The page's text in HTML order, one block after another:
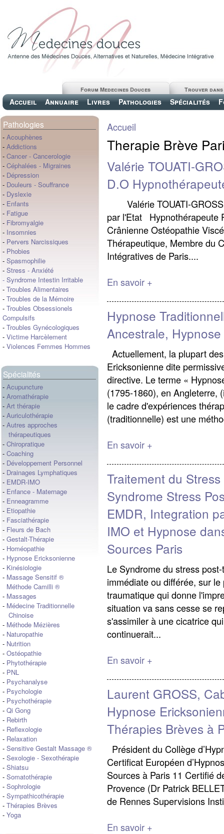
Accueil Annuaire Livres Pathologies Spécialités
Trouver
Forum Medecines Douces
Pathologies
- Acouphènes
- Addictions
- Cancer - Cancerologie
- Céphalées - Migraines
- Dépression
- Douleurs - Souffrance
- Dyslexie
- Enfants
- Fatigue
- Fibromyalgie
- Insomnies
- Pervers Narcissiques
- Phobies
- Spasmophilie
- Stress - Anxiété
- Syndrome Intestin Irritable
- Troubles Alimentaires
- Troubles de la Mémoire
- Troubles Obsessionels
Compulsifs
- Troubles Gynécologiques
- Victime Harcèlement
- Violences Femmes Hommes
Spécialités
- Acupuncture
- Aromathérapie
- Art thérapie
- Auriculothérapie
- Autres approches
thérapeutiques
- Chiropratique
- Coaching
- Développement Personnel
- Drainages Lymphatiques
- EMDR-IMO
- Enfance - Maternage
- Enneagramme
- Etiopathie
- Fasciathérapie
- Fleurs de Bach
- Gestalt-Thérapie
- Homéopathie
- Hypnose Ericksonienne
- Kinésiologie
- Massage Sensitif ®
Méthode Camilli ®
- Massages
- Médecine Traditionnelle
Chinoise
- Méthode Mézières
- Naturopathie
- Nutrition
- Ostéopathie
- Phytothérapie
- PNL
- Psychanalyse
- Psychologie
- Psychothérapie
- Qi Gong
- Rebirth
- Reflexologie
- Relaxation
- Sensitive Gestalt Massage ®
- Sexologie - Sexothérapie
- Shiatsu
- Somatothérapie
- Sophrologie
- Sympathicothérapie
- Thérapies Brèves
- Yoga
Accueil
Therapie Brève
Valérie TOUATI-
D.O
Valérie TOUATI-GROSS
par l'Etat Hypnothérapeute
Crânienne Ostéopathie
Thérapeutique, Membre du
Intégratives de Paris....
En savoir +
Hypnose
Ancestrale,
Actuellement, la plupart
Ericksonienne dite
directive. Le terme «
(1795-1860), en Angleterre,
le cadre d'expériences
(traditionnelle) est une
En savoir +
Traitement du
Syndrome Stress
EMDR, Integration
IMO et Hypnose
Sources Paris
Le Syndrome du stress
immédiate ou différée, sur
traumatique qui donne
situation va sans cesse se
s'assimiler à une cicatrice
continuerait...
En savoir +
Laurent GROSS,
Hypnose
Thérapies Brèves à
Président du Collège
Certificat Européen
Sources à Paris 11 Certifié
Provence (Dr Patrick
de Rennes Supervisions
En savoir +